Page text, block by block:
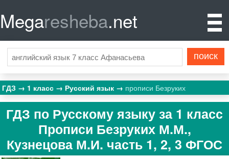
Megaresheba.net
ГДЗ 1 класс Русский язык прописи Безруких
ГДЗ по Русскому языку за 1 класс
Прописи Безруких М.М.,
Кузнецова М.И. часть 1, 2, 3 ФГОС